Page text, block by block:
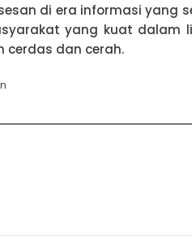
di era informasi yang
yang kuat dalam
cerdas dan cerah.